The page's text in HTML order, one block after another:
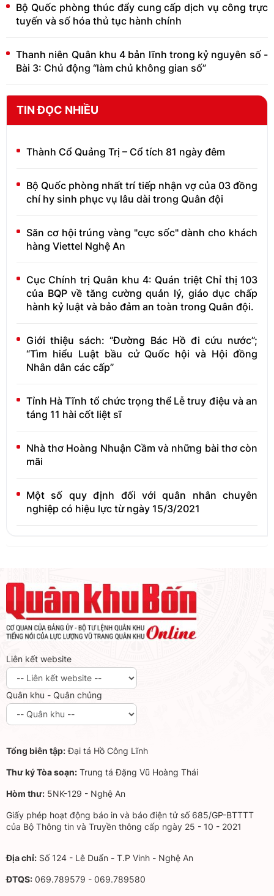
Bộ Quốc phòng thúc đẩy cung cấp dịch vụ công trực
tuyến và số hóa thủ tục hành chính
Thanh niên Quân khu 4 bản lĩnh trong kỷ nguyên số -
Bài 3: Chủ động “làm chủ không gian số”
TIN ĐỌC NHIỀU
Thành Cổ Quảng Trị – Cổ tích 81 ngày đêm
Bộ Quốc phòng nhất trí tiếp nhận vợ của 03 đồng
chí hy sinh phục vụ lâu dài trong Quân đội
Săn cơ hội trúng vàng "cực sốc" dành cho khách
hàng Viettel Nghệ An
Cục Chính trị Quân khu 4: Quán triệt Chỉ thị 103
của BQP về tăng cường quản lý, giáo dục chấp
hành kỷ luật và bảo đảm an toàn trong Quân đội.
Giới thiệu sách: “Đường Bác Hồ đi cứu nước”;
“Tìm hiểu Luật bầu cử Quốc hội và Hội đồng
Nhân dân các cấp”
Tỉnh Hà Tĩnh tổ chức trọng thể Lễ truy điệu và an
táng 11 hài cốt liệt sĩ
Nhà thơ Hoàng Nhuận Cầm và những bài thơ còn
mãi
Một số quy định đối với quân nhân chuyên
nghiệp có hiệu lực từ ngày 15/3/2021
Liên kết website
Quân khu - Quân chủng
Tổng biên tập:Đại tá Hồ Công Lĩnh
Thư ký Tòa soạn: Trung tá Đặng Vũ Hoàng Thái
Hòm thư: 5NK-129 - Nghệ An
Giấy phép hoạt động báo in và báo điện tử số 685/GP-BTTTT
của Bộ Thông tin và Truyền thông cấp ngày 25 - 10 - 2021
Địa chỉ: Số 124 - Lê Duẩn - T.P Vinh - Nghệ An
ĐTQS: 069.789579 - 069.789580